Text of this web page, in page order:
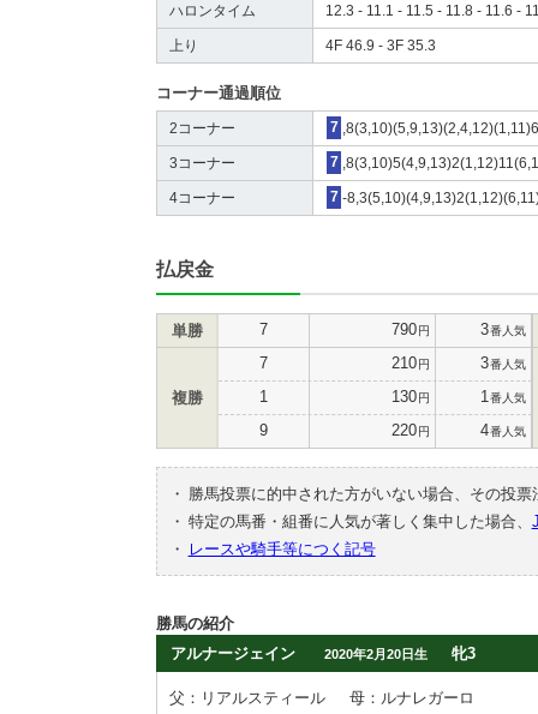
ハロンタイム 12.3 - 11.1 - 11.5 - 11.8 - 11.6 -
上り 4F 46.9 - 3F 35.3
コーナー通過順位
2コーナー 7
3コーナー 7
4コーナー 7 -
払戻金
単勝 7 790円 3番人気
複勝
7 210円 3番人気
1 130円 1 番人気
9 220円 4番人気
・
勝馬投票に的中された方がいない場合、その投
・ 特定の馬番・組番に人気が著しく集中した場合、
・
レースや騎手等につく記号
勝馬の紹介
アルナージェイン
2020年2月20日生 牝3
父：リアルスティール
母：ルナレガーロ